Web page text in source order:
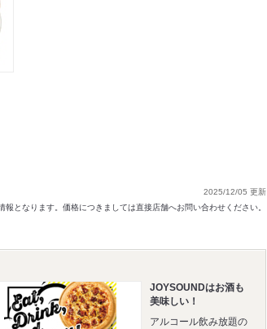
2025/12/05 更新
となります。価格につきましては直接店舗へお問い合わせください。
JOYSOUNDはお酒も
美味しい！
アルコール飲み放題の